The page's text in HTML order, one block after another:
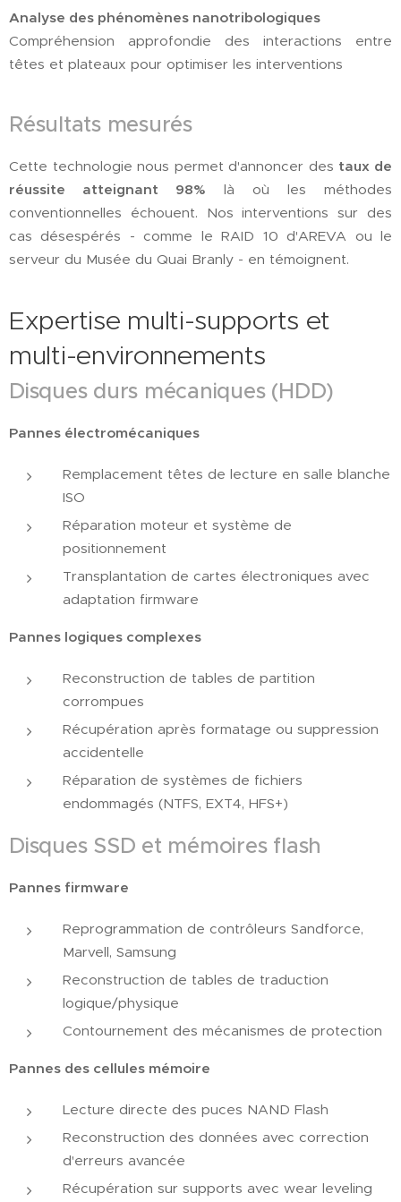
Analyse des phénomènes nanotribologiques
Compréhension approfondie des interactions entre
têtes et plateaux pour optimiser les interventions
Résultats mesurés
Cette technologie nous permet d'annoncer des taux de
réussite atteignant 98% là où les méthodes
conventionnelles échouent. Nos interventions sur des
cas désespérés - comme le RAID 10 d'AREVA ou le
serveur du Musée du Quai Branly - en témoignent.
Expertise multi-supports et
multi-environnements
Disques durs mécaniques (HDD)
Pannes électromécaniques
Remplacement têtes de lecture en salle blanche
ISO
Réparation moteur et système de
positionnement
Transplantation de cartes électroniques avec
adaptation firmware
Pannes logiques complexes
Reconstruction de tables de partition
corrompues
Récupération après formatage ou suppression
accidentelle
Réparation de systèmes de fichiers
endommagés (NTFS, EXT4, HFS+)
Disques SSD et mémoires flash
Pannes firmware
Reprogrammation de contrôleurs Sandforce,
Marvell, Samsung
Reconstruction de tables de traduction
logique/physique
Contournement des mécanismes de protection
Pannes des cellules mémoire
Lecture directe des puces NAND Flash
Reconstruction des données avec correction
d'erreurs avancée
Récupération sur supports avec wear leveling